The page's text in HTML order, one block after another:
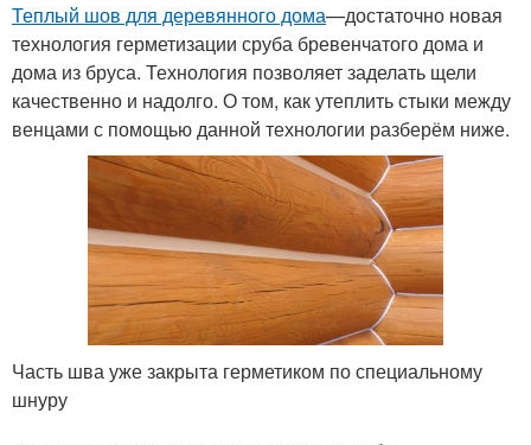
Теплый шов для деревянного дома—достаточно новая
технология герметизации сруба бревенчатого дома и
дома из бруса. Технология позволяет заделать щели
качественно и надолго. О том, как утеплить стыки между
венцами с помощью данной технологии разберём ниже.
Часть шва уже закрыта герметиком по специальному
шнуру